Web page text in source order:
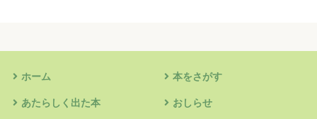
ホーム 本をさがす
あたらしく出た本 おしらせ